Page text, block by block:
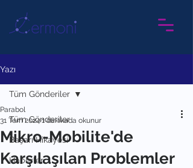
Yazı
Tüm Gönderiler
Başarı Hikayesi
Haberler
Tüm Gönderiler
Mikro-Mobilite'de
Karşılaşılan Problemler
Parabol
31 Tem 2024 1 dakikada okunur